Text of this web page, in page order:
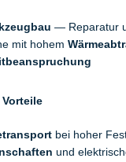
— Reparatur
mit hohem
bei hoher
und